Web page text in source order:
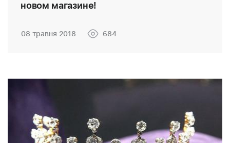
новом магазине!
08 травня 2018 684